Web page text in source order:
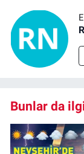
Bunlar da